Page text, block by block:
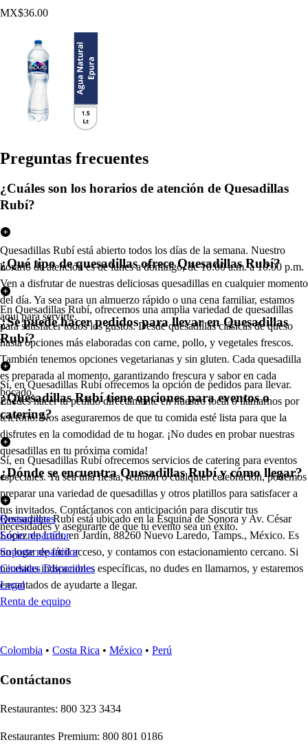
MX$36.00
Preguntas frecuentes
¿Cuáles son los horarios de atención de Quesadillas
Rubí?
Quesadillas Rubí está abierto todos los días de la semana. Nuestro
horario de atención es de lunes a domingo, de 10:00 a.m. a 10:00 p.m.
Ven a disfrutar de nuestras deliciosas quesadillas en cualquier momento
del día. Ya sea para un almuerzo rápido o una cena familiar, estamos
aquí para servirte.
¿Qué tipo de quesadillas ofrece Quesadillas Rubí?
En Quesadillas Rubí, ofrecemos una amplia variedad de quesadillas
para satisfacer todos los gustos. Desde quesadillas clásicas de queso
hasta opciones más elaboradas con carne, pollo, y vegetales frescos.
También tenemos opciones vegetarianas y sin gluten. Cada quesadilla
es preparada al momento, garantizando frescura y sabor en cada
bocado.
¿Se puede hacer pedidos para llevar en Quesadillas
Rubí?
Sí, en Quesadillas Rubí ofrecemos la opción de pedidos para llevar.
Puedes hacer tu pedido directamente en nuestro local o llamarnos por
teléfono. Nos aseguraremos de que tu comida esté lista para que la
disfrutes en la comodidad de tu hogar. ¡No dudes en probar nuestras
quesadillas en tu próxima comida!
¿Quesadillas Rubí tiene opciones para eventos o
catering?
Sí, en Quesadillas Rubí ofrecemos servicios de catering para eventos
especiales. Ya sea una fiesta, reunión o cualquier celebración, podemos
preparar una variedad de quesadillas y otros platillos para satisfacer a
tus invitados. Contáctanos con anticipación para discutir tus
necesidades y asegurarte de que tu evento sea un éxito.
¿Dónde se encuentra Quesadillas Rubí y cómo llegar?
Quesadillas Rubí está ubicado en la Esquina de Sonora y Av. César
López de Lara, en Jardín, 88260 Nuevo Laredo, Tamps., México. Es
un lugar de fácil acceso, y contamos con estacionamiento cercano. Si
necesitas indicaciones específicas, no dudes en llamarnos, y estaremos
encantados de ayudarte a llegar.
Restaurantes
Socio repartidor
Soporte repartidor
Ciudades Disponibles
Legal
Renta de equipo
Colombia • Costa Rica • México • Perú
Contáctanos
Restaurantes: 800 323 3434
Restaurantes Premium: 800 801 0186